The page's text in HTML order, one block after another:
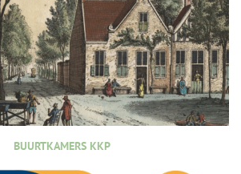
BUURTKAMERS KKP